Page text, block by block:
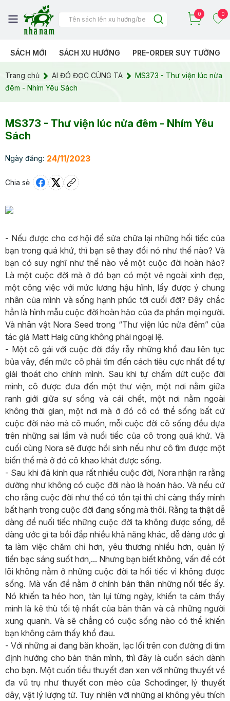
0 0
SÁCH MỚI SÁCH XU HƯỚNG PRE-ORDER SUY TƯỞNG
Trang chủ AI ĐÓ ĐỌC CÙNG TA
MS373 - Thư viện lúc nửa
đêm - Nhím Yêu Sách
MS373 - Thư viện lúc nửa đêm - Nhím Yêu
Sách
Ngày đăng: 24/11/2023
Chia sẻ
- Nếu được cho cơ hội để sửa chữa lại những hối tiếc của
bạn trong quá khứ, thì bạn sẽ thay đổi nó như thế nào? Và
bạn có suy nghĩ như thế nào về một cuộc đời hoàn hảo?
Là một cuộc đời mà ở đó bạn có một vẻ ngoài xinh đẹp,
một công việc với mức lương hậu hĩnh, lấy được ý chung
nhân của mình và sống hạnh phúc tới cuối đời? Đây chắc
hẳn là hình mẫu cuộc đời hoàn hảo của đa phần mọi người.
Và nhân vật Nora Seed trong “Thư viện lúc nửa đêm” của
tác giả Matt Haig cũng không phải ngoại lệ.
- Một cô gái với cuộc đời đầy rẫy những khổ đau liên tục
bủa vây, đến mức cô phải tìm đến cách tiêu cực nhất để tự
giải thoát cho chính mình. Sau khi tự chấm dứt cuộc đời
mình, cô được đưa đến một thư viện, một nơi nằm giữa
ranh giới giữa sự sống và cái chết, một nơi nằm ngoài
không thời gian, một nơi mà ở đó cô có thể sống bất cứ
cuộc đời nào mà cô muốn, mỗi cuộc đời cô sống đều dựa
trên những sai lầm và nuối tiếc của cô trong quá khứ. Và
cuối cùng Nora sẽ được hồi sinh nếu như cô tìm được một
biến thể mà ở đó cô khao khát được sống.
- Sau khi đã kinh qua rất nhiều cuộc đời, Nora nhận ra rằng
dường như không có cuộc đời nào là hoản hảo. Và nếu cứ
cho rằng cuộc đời như thế có tồn tại thì chỉ càng thấy mình
bất hạnh trong cuộc đời đang sống mà thôi. Rằng ta thật dễ
dàng để nuối tiếc những cuộc đời ta không được sống, dễ
dàng ước gì ta bồi đắp nhiều khả năng khác, dễ dàng ước gì
ta làm việc chăm chỉ hơn, yêu thương nhiều hơn, quản lý
tiền bạc sáng suốt hơn,... Nhưng bạn biết không, vấn đề cót
lõi không nằm ở những cuộc đời ta hối tiếc vì không được
sống. Mà vấn đề nằm ở chính bản thân những nối tiếc ấy.
Nó khiến ta héo hon, tàn lụi từng ngày, khiến ta cảm thấy
mình là kẻ thù tồi tệ nhất của bản thân và cả những người
xung quanh. Và sẽ chẳng có cuộc sống nào có thể khiến
bạn không cảm thấy khổ đau.
- Với những ai đang băn khoăn, lạc lối trên con đường đi tìm
định hướng cho bản thân mình, thì đây là cuốn sách dành
cho bạn. Một cuốn tiểu thuyết đan xen với những thuyết về
đa vũ trụ như thuyết con mèo của Schodinger, lý thuyết
dây, vật lý lượng tử. Tuy nhiên với những ai không yêu thích